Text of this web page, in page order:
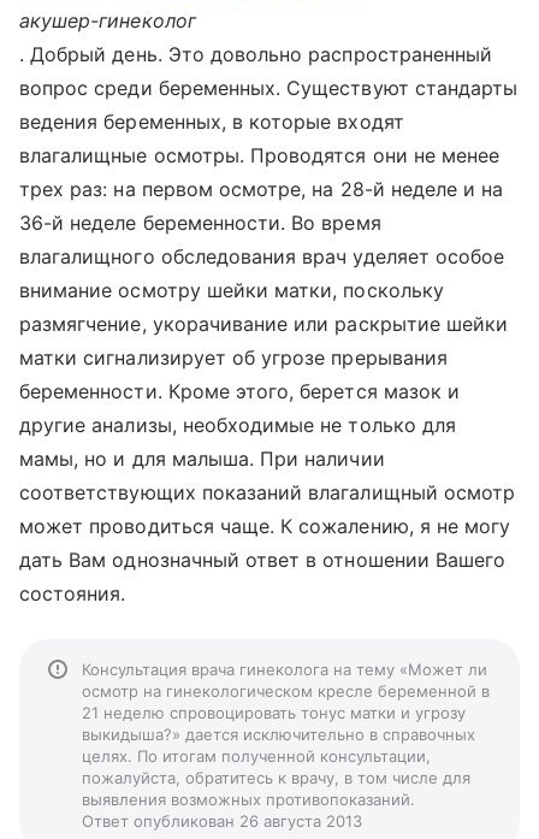
акушер-гинеколог
. Добрый день. Это довольно распространенный
вопрос среди беременных. Существуют стандарты
ведения беременных, в которые входят
влагалищные осмотры. Проводятся они не менее
трех раз: на первом осмотре, на 28-й неделе и на
36-й неделе беременности. Во время
влагалищного обследования врач уделяет особое
внимание осмотру шейки матки, поскольку
размягчение, укорачивание или раскрытие шейки
матки сигнализирует об угрозе прерывания
беременности. Кроме этого, берется мазок и
другие анализы, необходимые не только для
мамы, но и для малыша. При наличии
соответствующих показаний влагалищный осмотр
может проводиться чаще. К сожалению, я не могу
дать Вам однозначный ответ в отношении Вашего
состояния.
Консультация врача гинеколога на тему «Может ли
осмотр на гинекологическом кресле беременной в
21 неделю спровоцировать тонус матки и угрозу
выкидыша?» дается исключительно в справочных
целях. По итогам полученной консультации,
пожалуйста, обратитесь к врачу, в том числе для
выявления возможных противопоказаний.
Ответ опубликован 26 августа 2013